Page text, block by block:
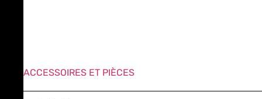
ACCESSOIRES ET PIÈCES